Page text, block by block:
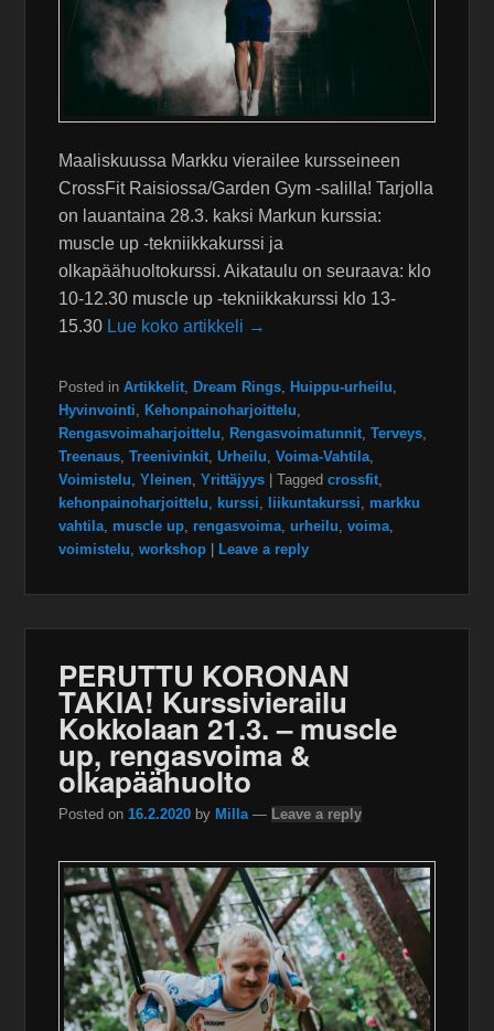
Maaliskuussa Markku vierailee kursseineen
CrossFit Raisiossa/Garden Gym -salilla! Tarjolla
on lauantaina 28.3. kaksi Markun kurssia:
muscle up -tekniikkakurssi ja
olkapäähuoltokurssi. Aikataulu on seuraava: klo
10-12.30 muscle up -tekniikkakurssi klo 13-
15.30 Lue koko artikkeli →
Posted in Artikkelit Dream Rings Huippu-urheilu
Hyvinvointi
Kehonpainoharjoittelu
Rengasvoimaharjoittelu
Rengasvoimatunnit ,Terveys
Treenaus ,Treenivinkit ,Urheilu ,Voima-Vahtila
Voimistelu ,Yleinen ,Yrittäjyys |Tagged crossfit
kehonpainoharjoittelu
kurssi liikuntakurssi
markku
vahtila muscle up rengasvoima ,urheilu ,voima
voimistelu ,workshop | Leave a reply
PERUTTU KORONAN
TAKIA! Kurssivierailu
Kokkolaan 21.3. – muscle
up, rengasvoima &
olkapäähuolto
Posted on16.2.2020 by Milla — Leave a reply